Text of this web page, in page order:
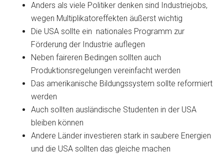
Anders als viele Politiker denken sind Industriejobs,
wegen Multiplikatoreffekten äußerst wichtig
Die USA sollte ein nationales Programm zur
Förderung der Industrie auflegen
Neben faireren Bedingen sollten auch
Produktionsregelungen vereinfacht werden
Das amerikanische Bildungssystem sollte reformiert
werden
Auch sollten ausländische Studenten in der USA
bleiben können
Andere Länder investieren stark in saubere Energien
und die USA sollten das gleiche machen